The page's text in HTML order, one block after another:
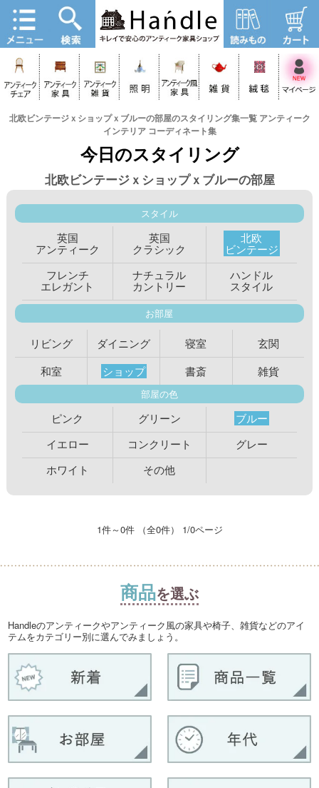
北欧ビンテージｘショップｘブルーの部屋のスタイリング集一覧 アンティーク
インテリア コーディネート集
今日のスタイリング
北欧ビンテージｘショップｘブルーの部屋
スタイル
英国
アンティーク
英国
クラシック
北欧
ビンテージ
フレンチ
エレガント
ナチュラル
カントリー
ハンドル
スタイル
お部屋
リビング ダイニング 寝室
玄関
和室
ショップ 書斎 雑貨
部屋の色
ピンク グリーン
ブルー
イエロー
コンクリート
グレー
ホワイト
その他
1件～0件 （全0件） 1/0ページ
商品を選ぶ
Handleのアンティークやアンティーク風の家具や椅子、雑貨などのアイ
テムをカテゴリー別に選んでみましょう。